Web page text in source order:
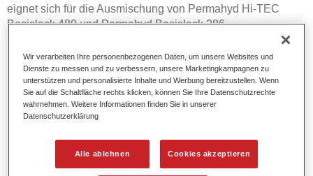
eignet sich für die Ausmischung von Permahyd Hi-TEC
Basislack 480 und Permahyd Basislack 286.
Produktmerkmale
Einfach und schnell zu verarbeiten.
Bietet eine hohe Farbtongenauigkeit und gleichmäßige
Effektausrichtung.
Fördert kurze Prozesszeiten.
Ist sehr ergiebig.
Wird für die Reparatur von speziellen Effektfarbtönen in
Wir verarbeiten Ihre personenbezogenen Daten, um unsere Websites und
Dienste zu messen und zu verbessern, unsere Marketingkampagnen zu
unterstützen und personalisierte Inhalte und Werbung bereitzustellen. Wenn
Sie auf die Schaltfläche rechts klicken, können Sie Ihre Datenschutzrechte
wahrnehmen. Weitere Informationen finden Sie in unserer
Datenschutzerklärung
Alle ablehnen Cookies akzeptieren